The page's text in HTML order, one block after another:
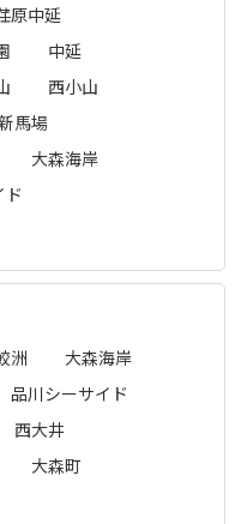
原中延
中延
西小山
馬場
大森海岸
洲
大森海岸
品川シーサイド
西大井
大森町